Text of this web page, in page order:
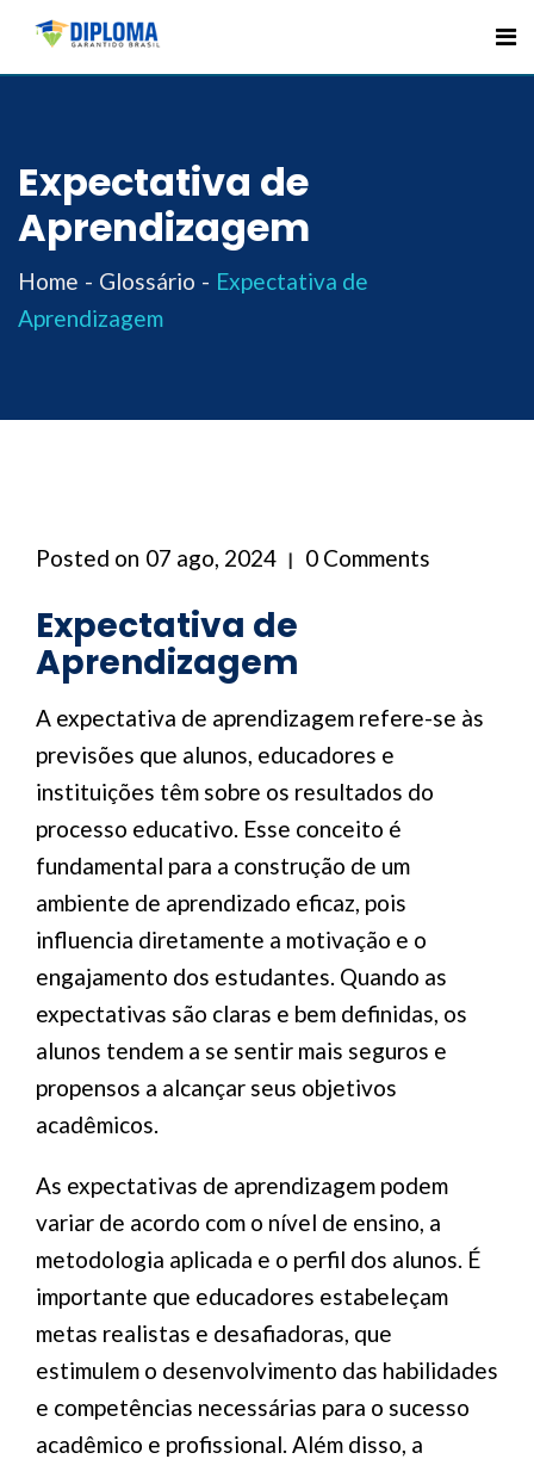
Skip
Expectativa de
Aprendizagem
Home Glossário
Expectativa de
Aprendizagem
Posted on 07 ago, 2024 0 Comments
Expectativa de
Aprendizagem
A expectativa de aprendizagem refere-se às
previsões que alunos, educadores e
instituições têm sobre os resultados do
processo educativo. Esse conceito é
fundamental para a construção de um
ambiente de aprendizado eficaz, pois
influencia diretamente a motivação e o
engajamento dos estudantes. Quando as
expectativas são claras e bem definidas, os
alunos tendem a se sentir mais seguros e
propensos a alcançar seus objetivos
acadêmicos.
As expectativas de aprendizagem podem
variar de acordo com o nível de ensino, a
metodologia aplicada e o perfil dos alunos. É
importante que educadores estabeleçam
metas realistas e desafiadoras, que
estimulem o desenvolvimento das habilidades
e competências necessárias para o sucesso
acadêmico e profissional. Além disso, a